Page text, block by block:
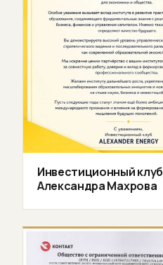
Инвестиционный клуб
Александра Махрова